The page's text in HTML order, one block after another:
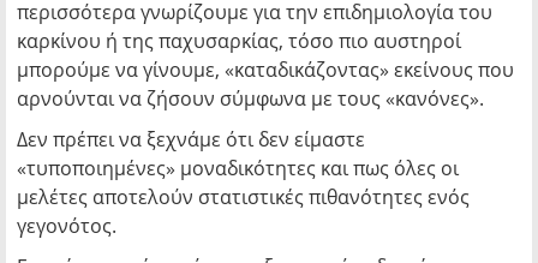
περισσότερα γνωρίζουμε για την επιδημιολογία του
καρκίνου ή της παχυσαρκίας, τόσο πιο αυστηροί
μπορούμε να γίνουμε, «καταδικάζοντας» εκείνους που
αρνούνται να ζήσουν σύμφωνα με τους «κανόνες».
Δεν πρέπει να ξεχνάμε ότι δεν είμαστε
«τυποποιημένες» μοναδικότητες και πως όλες οι
μελέτες αποτελούν στατιστικές πιθανότητες ενός
γεγονότος.